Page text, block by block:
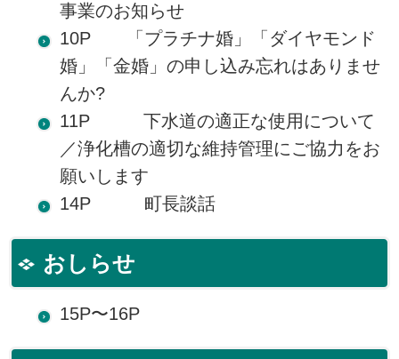
事業のお知らせ
10P 「プラチナ婚」「ダイヤモンド
婚」「金婚」の申し込み忘れはありませ
んか?
11P 下水道の適正な使用について
／浄化槽の適切な維持管理にご協力をお
願いします
14P 町長談話
おしらせ
15P〜16P